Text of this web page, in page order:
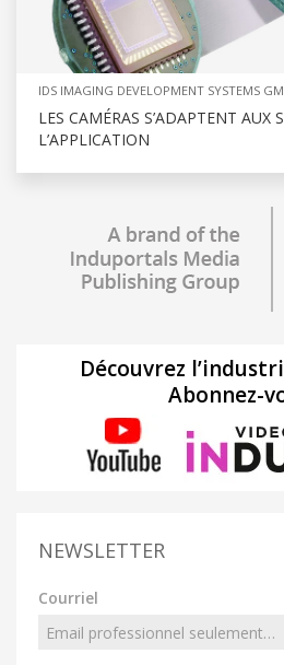
IDS IMAGING DEVELOPMENT SYSTEMS
LES CAMÉRAS S’ADAPTENT AUX
L’APPLICATION
Découvrez
Abonnez-
NEWSLETTER
Courriel